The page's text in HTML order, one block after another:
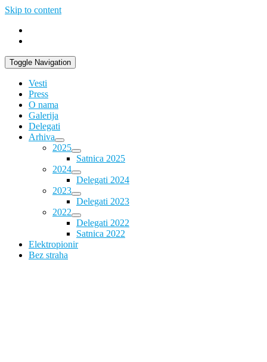
Skip to content
Toggle Navigation
Vesti
Press
O nama
Galerija
Delegati
Arhiva
2025
Satnica 2025
2024
Delegati 2024
2023
Delegati 2023
2022
Delegati 2022
Satnica 2022
Elektropionir
Bez straha